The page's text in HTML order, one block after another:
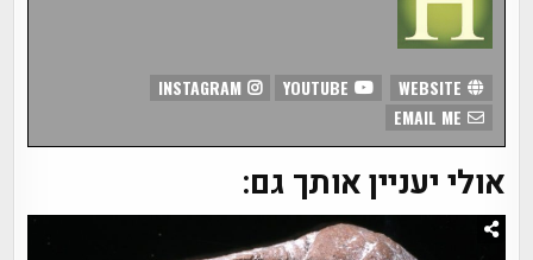
INSTAGRAM
אולי יעניין אותך גם: